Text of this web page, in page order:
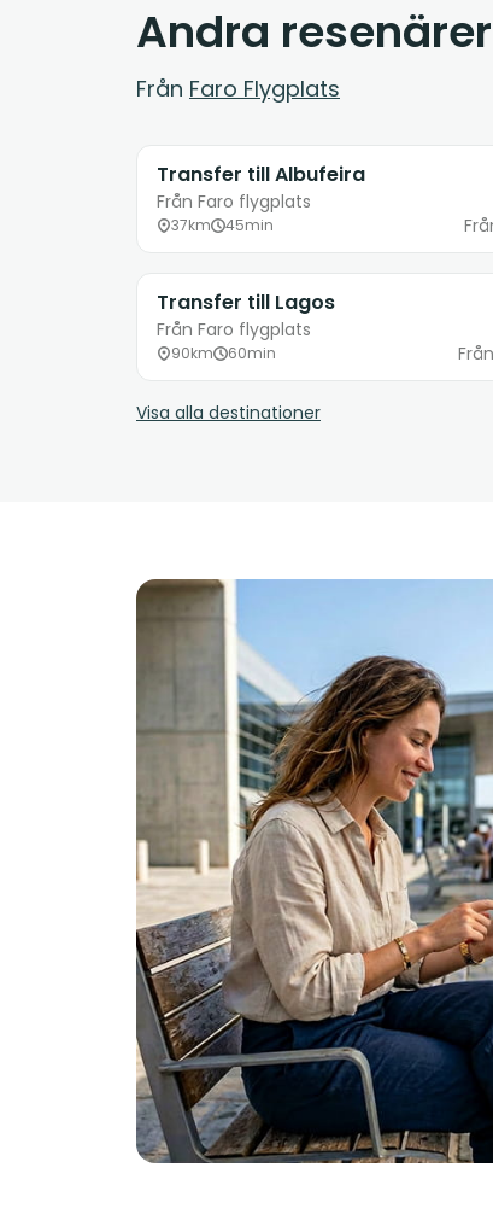
Andra
Från Faro Flygplats
Transfer till Albufeira
Från Faro flygplats
37km 45min
Transfer till Lagos
Från Faro flygplats
90km 60min Från
Visa alla destinationer